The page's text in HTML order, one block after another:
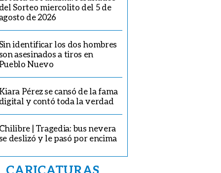
del Sorteo miercolito del 5 de
de 2026
Sin identificar los dos hombres
son asesinados a tiros en
Pueblo Nuevo
Kiara Pérez se cansó de la fama
digital y contó toda la verdad
Chilibre | Tragedia: bus nevera
se deslizó y le pasó por encima
CARICATURAS